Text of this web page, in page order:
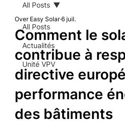
All Posts
Actualités
Unité VPV
All Posts
Comment le
contribue à
directive
performance
des bâtiments
Over Easy Solar 6 juil.